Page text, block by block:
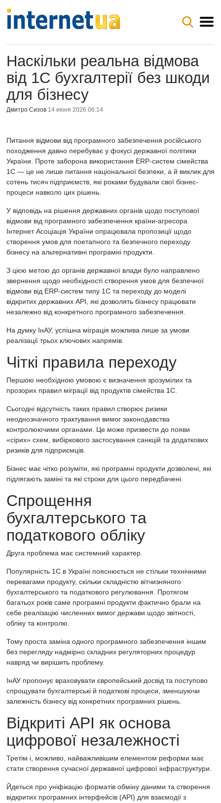
Наскільки реальна відмова
від 1С бухгалтерії без шкоди
для бізнесу
Дмитро Сизов 14 июня 2026 06:14
Питання відмови від програмного забезпечення російського
походження давно перебуває у фокусі державної політики
України. Проте заборона використання ERP-систем сімейства
1С — це не лише питання національної безпеки, а й виклик для
сотень тисяч підприємств, які роками будували свої бізнес-
процеси навколо цих рішень.
У відповідь на рішення державних органів щодо поступової
відмови від програмного забезпечення країни-агресора
Інтернет Асоціація України опрацювала пропозиції щодо
створення умов для поетапного та безпечного переходу
бізнесу на альтернативні програмні продукти.
З цією метою до органів державної влади було направлено
звернення щодо необхідності створення умов для безпечної
відмови від ERP-систем типу 1С та переходу до моделі
відкритих державних API, які дозволять бізнесу працювати
незалежно від конкретного програмного забезпечення.
На думку ІнАУ, успішна міграція можлива лише за умови
реалізації трьох ключових напрямів.
Чіткі правила переходу
Першою необхідною умовою є визначення зрозумілих та
прозорих правил міграції від продуктів сімейства 1С.
Сьогодні відсутність таких правил створює ризики
неоднозначного трактування вимог законодавства
контролюючими органами. Це може призвести до появи
«сірих» схем, вибіркового застосування санкцій та додаткових
ризиків для підприємців.
Бізнес має чітко розуміти, які програмні продукти дозволені, які
підлягають заміні та які строки для цього передбачені.
Спрощення
бухгалтерського та
податкового обліку
Друга проблема має системний характер.
Популярність 1С в Україні пояснюється не стільки технічними
перевагами продукту, скільки складністю вітчизняного
бухгалтерського та податкового регулювання. Протягом
багатьох років саме програмні продукти фактично брали на
себе реалізацію численних вимог держави щодо звітності,
обліку та контролю.
Тому проста заміна одного програмного забезпечення іншим
без перегляду надмірно складних регуляторних процедур
навряд чи вирішить проблему.
ІнАУ пропонує враховувати європейський досвід та поступово
спрощувати бухгалтерські й податкові процеси, зменшуючи
залежність бізнесу від конкретних програмних рішень.
Відкриті API як основа
цифрової незалежності
Третім і, можливо, найважливішим елементом реформи має
стати створення сучасної державної цифрової інфраструктури.
Йдеться про уніфікацію форматів обміну даними та створення
відкритих програмних інтерфейсів (API) для взаємодії з